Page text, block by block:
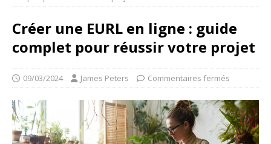
Créer une EURL en ligne : guide
complet pour réussir votre projet
09/03/2024 James Peters Commentaires fermés